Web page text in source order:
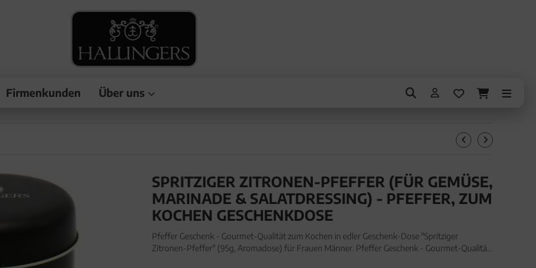
Firmenkunden Über uns
SPRITZIGER ZITRONEN-PFEFFER (FÜR GEMÜSE,
MARINADE & SALATDRESSING) - PFEFFER, ZUM
KOCHEN GESCHENKDOSE
Pfeffer Geschenk - Gourmet-Qualität zum Kochen in edler Geschenk-Dose "Spritziger
Zitronen-Pfeffer" (95g, Aromadose) für Frauen Männer. Pfeffer Geschenk - Gourmet-Qualität